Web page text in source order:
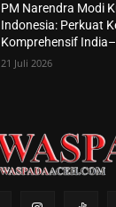
PM Narendra Modi
Indonesia: Perkuat
Komprehensif
21 Juli 2026